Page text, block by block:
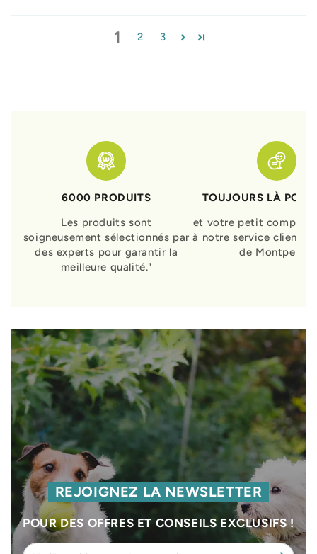
1 2 3
6000 PRODUITS
Les produits sont
soigneusement sélectionnés par
des experts pour garantir la
meilleure qualité."
TOUJOURS LÀ
et votre petit
à notre service clients
de Montpellier
REJOIGNEZ LA NEWSLETTER
POUR DES OFFRES ET CONSEILS EXCLUSIFS !
Veuillez